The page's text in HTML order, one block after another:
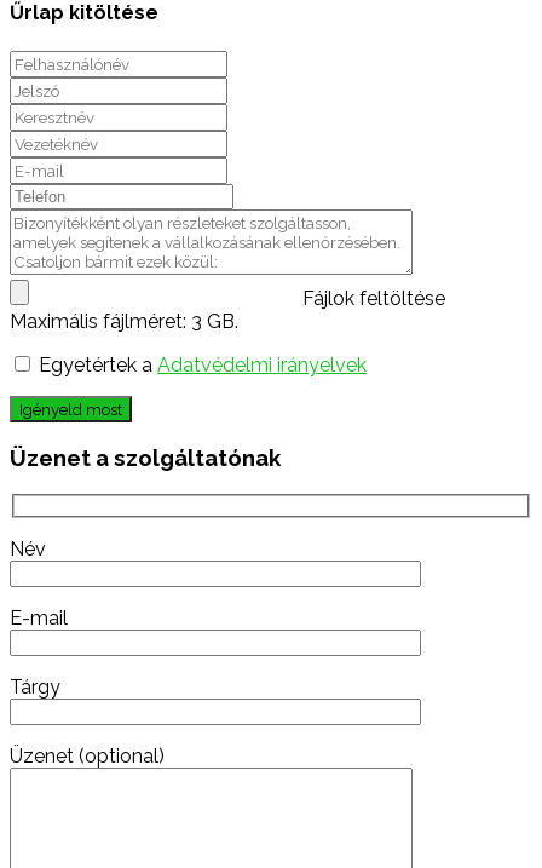
Űrlap kitöltése
Fájlok feltöltése
Maximális fájlméret: 3 GB.
Egyetértek a Adatvédelmi irányelvek
Igényeld most
Üzenet a szolgáltatónak
Név
E-mail
Tárgy
Üzenet (optional)